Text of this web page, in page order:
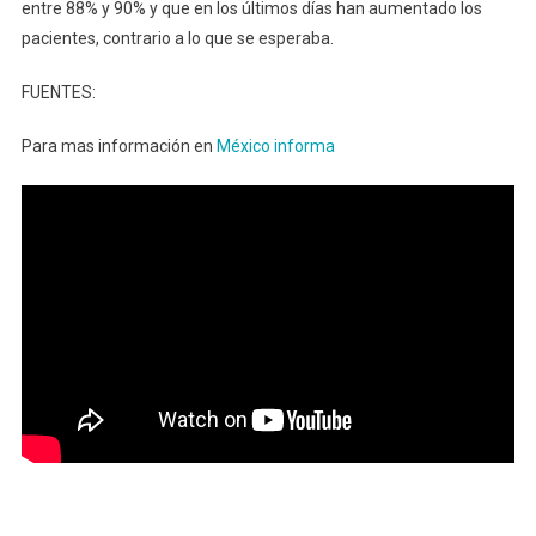
entre 88% y 90% y que en los últimos días han aumentado los
pacientes, contrario a lo que se esperaba.
FUENTES:
Para mas información en México informa